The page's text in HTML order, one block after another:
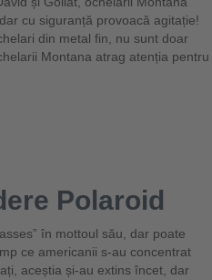
cu siguranță provoacă agitație!
din metal fin, nu sunt doar
Montana atrag atenția pentru
Polaroid
în mottoul său, dar poate
ce americanii s-au concentrat
aceștia și-au extins încet, dar